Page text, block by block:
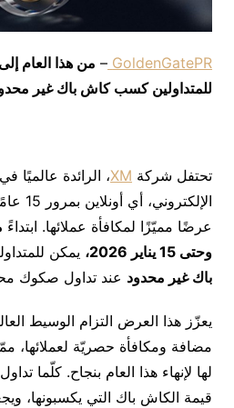
GoldenGatePR
– من هذا العام
للمتداولين كسب كاش باك غير
تحتفل شركة XM، الرائدة عالميًا
عرضًا مميّزًا لمكافأة عملائها. ابتداءً
وحتى 15يناير 2026، يمكن
باك غير محدود عند تداول صكوك
مضافة ومكافأة حصريّة لعملائها،
لها لإنهاء هذا العام بنجاح. كلّما
قيمة الكاش باك التي يكسبونها،